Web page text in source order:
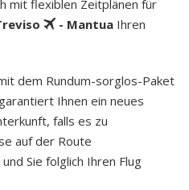
mit flexiblen Zeitplänen für
- Mantua Ihren
dem Rund­um-sorg­los-Pa­ket
Ihnen ein neues
falls es zu
auf der Route
Sie folglich Ihren Flug